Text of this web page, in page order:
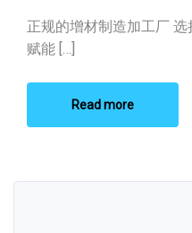
正规的增材制造加工厂
赋能 […]
Read more